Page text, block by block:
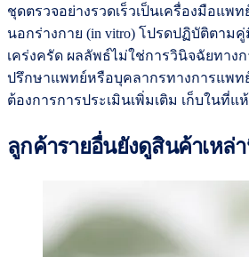
ชุดตรวจอย่างรวดเร็วเป็นเครื่องมือแพ
นอกร่างกาย (in vitro) โปรดปฏิบัติตาม
เคร่งครัด ผลลัพธ์ไม่ใช่การวินิจฉัยทาง
ปรึกษาแพทย์หรือบุคลากรทางการแพ
ต้องการการประเมินเพิ่มเติม เก็บในที่แ
ลูกค้ารายอื่นยังดูสินค้าเหล่